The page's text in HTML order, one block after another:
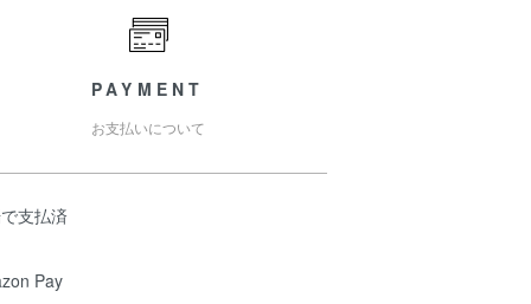
PAYMENT
お支払いについて
支払済
Pay